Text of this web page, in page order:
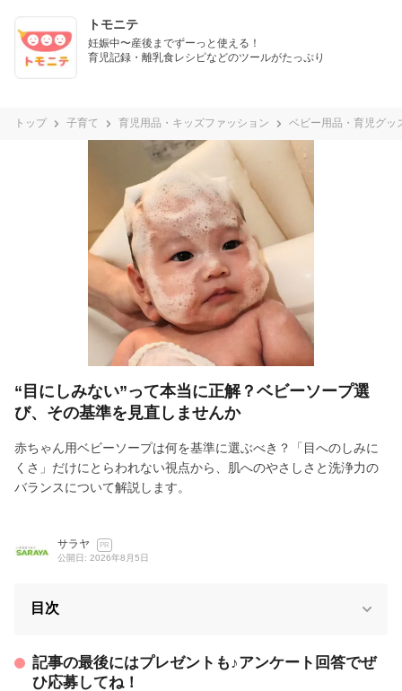
トモニテ
妊娠中〜産後までずーっと使える！
育児記録・離乳食レシピなどのツールがたっぷり
トップ 子育て 育児用品・キッズファッション ベビー用品・育児グッ
“目にしみない”って本当に正解？ベビーソープ選
び、その基準を見直しませんか
赤ちゃん用ベビーソープは何を基準に選ぶべき？「目へのしみに
くさ」だけにとらわれない視点から、肌へのやさしさと洗浄力の
バランスについて解説します。
サラヤ PR
公開日: 2026年8月5日
目次
記事の最後にはプレゼントも♪アンケート回答でぜ
ひ応募してね！